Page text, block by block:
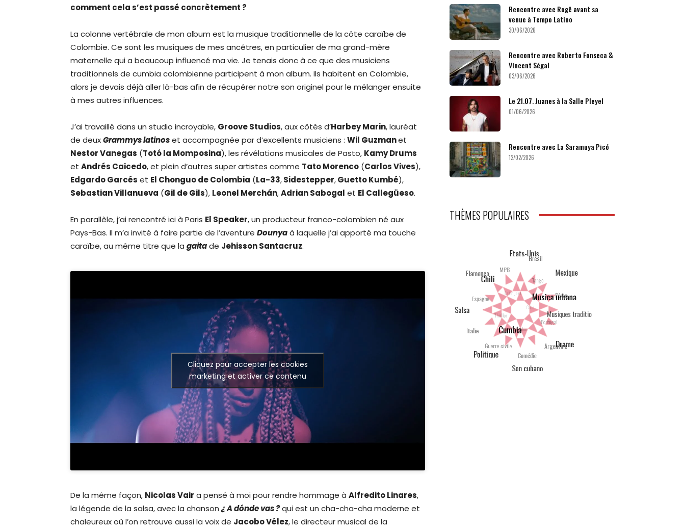
comment cela s’est passé concrètement ?
La colonne vertébrale de mon album est la musique traditionnelle de la côte caraïbe de
Colombie. Ce sont les musiques de mes ancêtres, en particulier de ma grand-mère
maternelle qui a beaucoup influencé ma vie. Je tenais donc à ce que des musiciens
traditionnels de cumbia colombienne participent à mon album. Ils habitent en Colombie,
alors je devais déjà aller là-bas afin de récupérer notre son originel pour le mélanger ensuite
à mes autres influences.
J’ai travaillé dans un studio incroyable, Groove Studios, aux côtés d’Harbey Marin, lauréat
de deuxGrammys latinoset accompagnée par d’excellents musiciens : Wil Guzmanet
Nestor Vanegas (Totó la Momposina), les révélations musicales de Pasto, Kamy Drums
et Andrés Caicedo, et plein d’autres super artistes comme Tato Morenco (Carlos Vives),
Edgardo Garcés et El Chonguo de Colombia (La-33,Sidestepper,Guetto Kumbé),
Sebastian Villanueva (Gil de Gils), Leonel Merchán,Adrian Sabogal et El Callegüeso.
En parallèle, j’ai rencontré ici à Paris El Speaker, un producteur franco-colombien né aux
Pays-Bas. Il m’a invité à faire partie de l’aventure Dounyaà laquelle j’ai apporté ma touche
caraïbe, au même titre que la gaitade Jehisson Santacruz.
Cliquez pour accepter les cookies
marketing et activer ce contenu
De la même façon, Nicolas Vair a pensé à moi pour rendre hommage à Alfredito Linares,
la légende de la salsa, avec la chanson¿ A dónde vas ?qui est un cha-cha-cha moderne et
chaleureux où l’on retrouve aussi la voix de Jacobo Vélez, le directeur musical de la
Rencontre avec Rogê avant sa
venue à Tempo Latino
30/06/2026
Rencontre avec Roberto Fonseca &
Vincent Ségal
03/06/2026
Le 21.07. Juanes à la Salle Pleyel
01/06/2026
Rencontre avec La Saramuya Picó
12/02/2026
THÈMES POPULAIRES